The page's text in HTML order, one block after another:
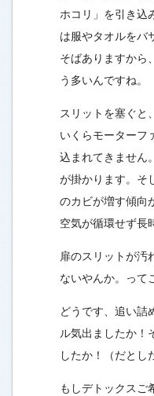
ホコリ」を引き込
は服やタオルをバ
そばありますから
う多いんですね。
スリットを塞ぐと
いくらモーターフ
込まれてきません
が掛かります。そ
のカビが増す傾向
空気が循環せず長
扉のスリットが汚
ないやんか。って
どうです、追い詰
ル気出ましたか！
したか！（だとし
もしデトックスご